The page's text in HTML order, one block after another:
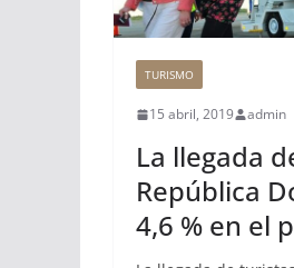
TURISMO
15 abril, 2019 admin
La llegada
República
4,6 % en el